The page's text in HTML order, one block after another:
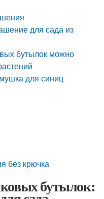
для сада из
бутылок можно
для синиц
без крючка
бутылок: